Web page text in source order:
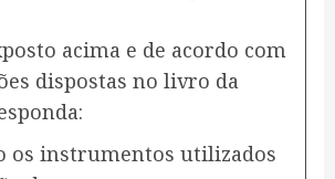
acima e de acordo com
dispostas no livro da
os instrumentos utilizados